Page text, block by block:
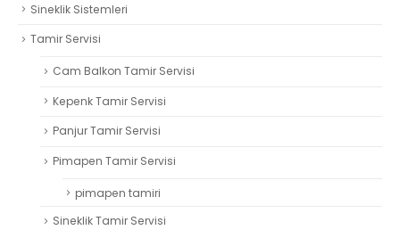
Sineklik Sistemleri
Tamir Servisi
Cam Balkon Tamir Servisi
Kepenk Tamir Servisi
Panjur Tamir Servisi
Pimapen Tamir Servisi
pimapen tamiri
Sineklik Tamir Servisi